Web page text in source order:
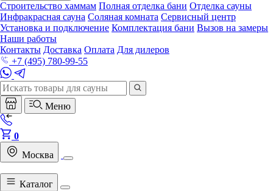
Строительство хаммам Полная отделка бани Отделка сауны
Инфракрасная сауна Соляная комната Сервисный центр
Установка и подключение Комплектация бани Вызов на замеры
Наши работы
Контакты Доставка Оплата Для дилеров
+7 (495) 780-99-55
Меню
0
Москва
Каталог